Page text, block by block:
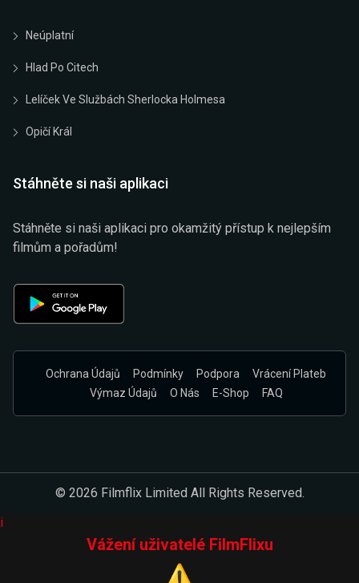
Neúplatní
Hlad Po Citech
Lelíček Ve Službách Sherlocka Holmesa
Opičí Král
Stáhněte si naši aplikaci
Stáhněte si naši aplikaci pro okamžitý přístup k nejlepším
filmům a pořadům!
Ochrana Údajů Podmínky Podpora
Vrácení Plateb
Výmaz Údajů
O Nás E-Shop FAQ
© 2026 Filmflix Limited All Rights Reserved.
i
Vážení uživatelé FilmFlixu